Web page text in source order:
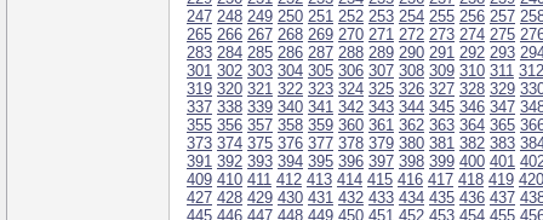
247 248 249 250 251 252 253 254 255 256 257
265 266 267 268 269 270 271 272 273 274 275
283 284 285 286 287 288 289 290 291 292 293
301 302 303 304 305 306 307 308 309 310 311 312
319 320 321 322 323 324 325 326 327 328 329
337 338 339 340 341 342 343 344 345 346 347
355 356 357 358 359 360 361 362 363 364 365
373 374 375 376 377 378 379 380 381 382 383
391 392 393 394 395 396 397 398 399 400 401
409 410 411 412 413 414 415 416 417 418 419 420
427 428 429 430 431 432 433 434 435 436 437
445 446 447 448 449 450 451 452 453 454 455